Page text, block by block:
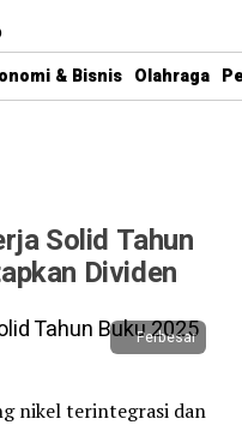
& Bisnis Olahraga
Solid Tahun
Dividen
Perbesar
nikel terintegrasi dan